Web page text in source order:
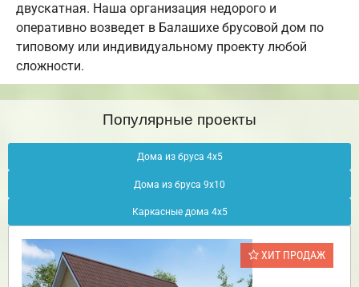
двускатная. Наша организация недорого и
оперативно возведет в Балашихе брусовой дом по
типовому или индивидуальному проекту любой
сложности.
Популярные проекты
Дома из бруса 4х5
Дома из бруса 9х10
Каркасные дома 4х5
ХИТ ПРОДАЖ